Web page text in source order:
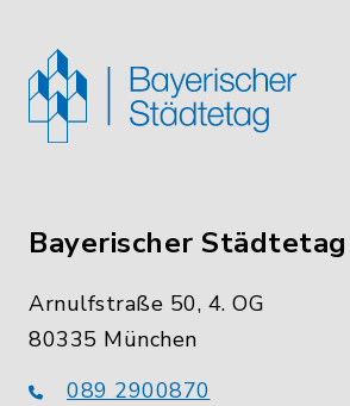
Bayerischer Städtetag
Arnulfstraße 50, 4. OG
80335 München
089 2900870